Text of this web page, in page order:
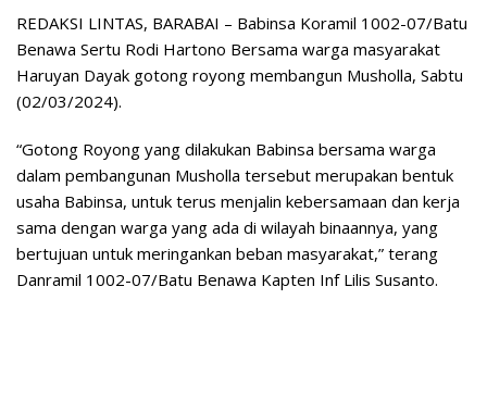
REDAKSI LINTAS, BARABAI – Babinsa Koramil 1002-07/Batu
Benawa Sertu Rodi Hartono Bersama warga masyarakat
Haruyan Dayak gotong royong membangun Musholla, Sabtu
(02/03/2024).
“Gotong Royong yang dilakukan Babinsa bersama warga
dalam pembangunan Musholla tersebut merupakan bentuk
usaha Babinsa, untuk terus menjalin kebersamaan dan kerja
sama dengan warga yang ada di wilayah binaannya, yang
bertujuan untuk meringankan beban masyarakat,” terang
Danramil 1002-07/Batu Benawa Kapten Inf Lilis Susanto.